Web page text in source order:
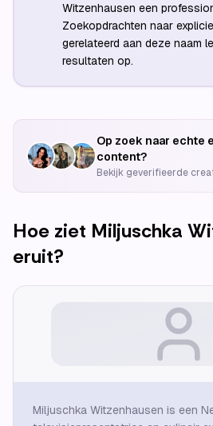
Witzenhausen een
Zoekopdrachten naar
gerelateerd aan deze naam
resultaten op.
Op zoek naar echte
content?
Hoe ziet Miljuschka
eruit?
Miljuschka Witzenhausen is een